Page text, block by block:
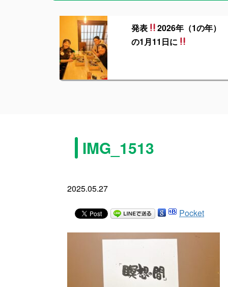
発表
2026年（1の年）
の1月11日に
IMG_1513
2025.05.27
Pocket